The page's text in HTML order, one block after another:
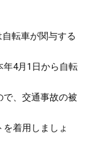
転車が関与する
4月1日から自転
、交通事故の被
着用しましょ